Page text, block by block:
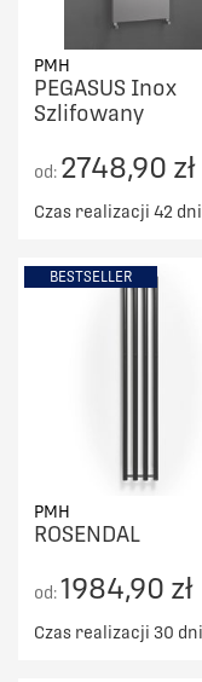
PMH
PEGASUS Inox
Szlifowany
od: 2748,90 zł
Czas realizacji 42 dni
BESTSELLER
PMH
ROSENDAL
od:1984,90 zł
Czas realizacji 30 dni